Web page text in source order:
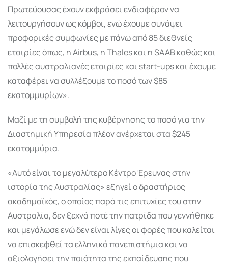
Πρωτεύουσας έχουν εκφράσει ενδιαφέρον να
λειτουργήσουν ως κόμβοι, ενώ έχουμε συνάψει
προφορικές συμφωνίες με πάνω από 85 διεθνείς
εταιρίες όπως, η Airbus, η Thales και η SAAB καθώς και
πολλές αυστραλιανές εταιρίες και start-ups και έχουμε
καταφέρει να συλλέξουμε το ποσό των $85
εκατομμυρίων».
Μαζί με τη συμβολή της κυβέρνησης το ποσό για την
Διαστημική Υπηρεσία πλέον ανέρχεται στα $245
εκατομμύρια.
«Αυτό είναι το μεγαλύτερο Κέντρο Έρευνας στην
ιστορία της Αυστραλίας» εξηγεί ο δραστήριος
ακαδημαϊκός, ο οποίος παρά τις επιτυχίες του στην
Αυστραλία, δεν ξεχνά ποτέ την πατρίδα που γεννήθηκε
και μεγάλωσε ενώ δεν είναι λίγες οι φορές που καλείται
να επισκεφθεί τα ελληνικά πανεπιστήμια και να
αξιολογήσει την ποιότητα της εκπαίδευσης που